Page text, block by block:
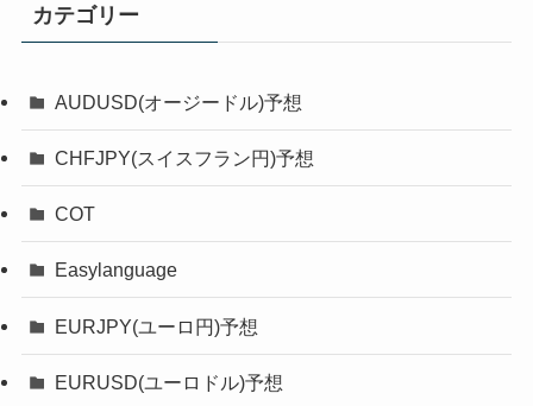
カテゴリー
AUDUSD(オージードル)予想
CHFJPY(スイスフラン円)予想
COT
Easylanguage
EURJPY(ユーロ円)予想
EURUSD(ユーロドル)予想